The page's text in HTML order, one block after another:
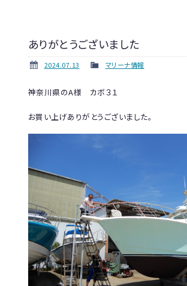
ありがとうございました
2024.07.13 マリーナ情報
神奈川県のA様 カボ３１
お買い上げありがとうございました。